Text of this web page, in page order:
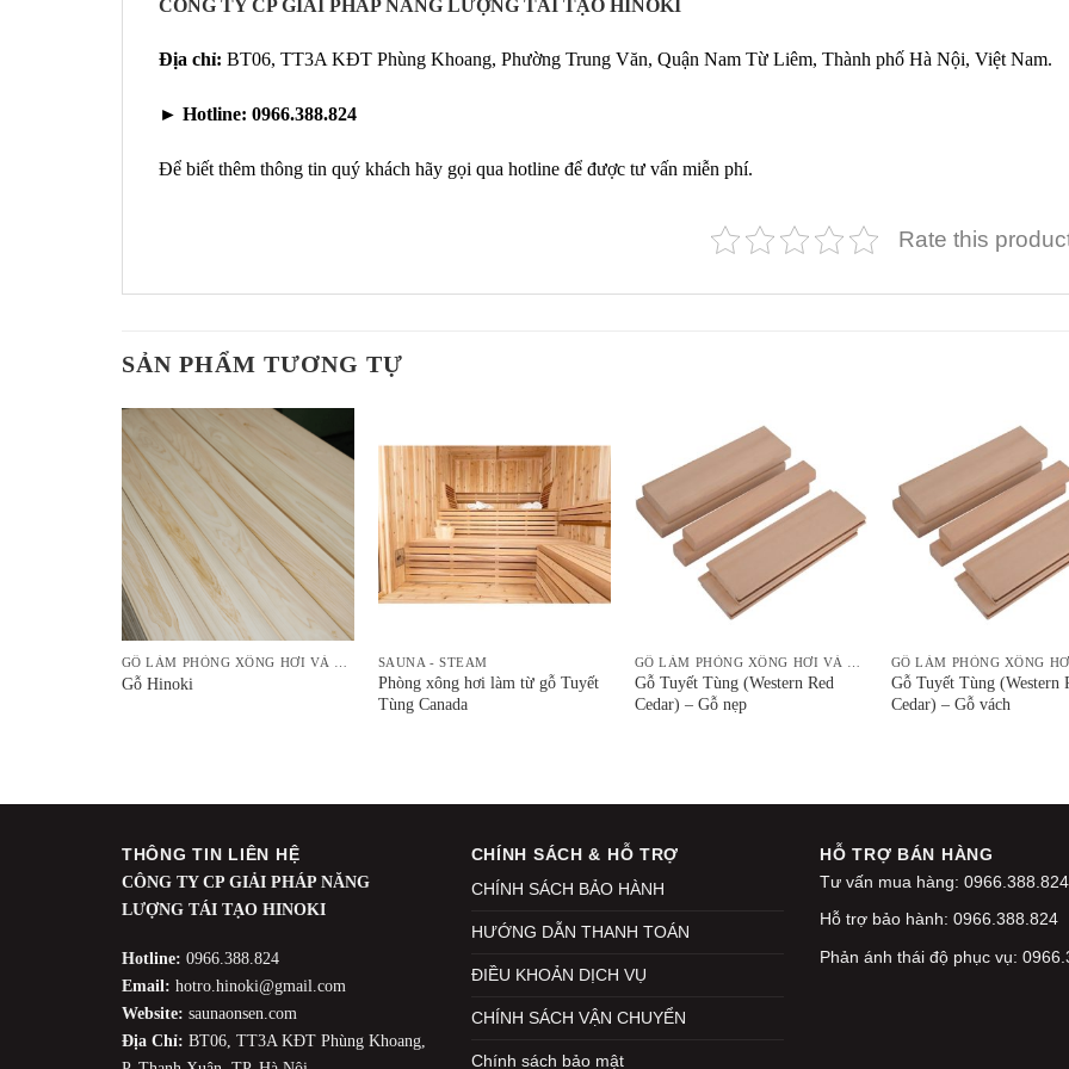
CÔNG TY CP GIẢI PHÁP NĂNG LƯỢNG TÁI TẠO HINOKI
Địa chỉ: BT06, TT3A KĐT Phùng Khoang, Phường Trung Văn, Quận Nam Từ Liêm, Thành phố Hà Nội, Việt Nam.
► Hotline: 0966.388.824
Để biết thêm thông tin quý khách hãy gọi qua hotline để được tư vấn miễn phí.
Rate this
SẢN PHẨM TƯƠNG TỰ
Gỗ Hinoki
SAUNA - STEAM
Phòng xông hơi làm từ gỗ Tuyết
Tùng Canada
Gỗ Tuyết Tùng (Western Red
Cedar) – Gỗ nẹp
Gỗ Tuyết Tùng (Western
Cedar) – Gỗ vách
THÔNG TIN LIÊN HỆ
CÔNG TY CP GIẢI PHÁP NĂNG
LƯỢNG TÁI TẠO HINOKI
Hotline: 0966.388.824
Email: hotro.hinoki@gmail.com
Website: saunaonsen.com
Địa Chỉ: BT06, TT3A KĐT Phùng Khoang,
CHÍNH SÁCH & HỖ TRỢ
CHÍNH SÁCH BẢO HÀNH
HƯỚNG DẪN THANH TOÁN
ĐIỀU KHOẢN DỊCH VỤ
CHÍNH SÁCH VẬN CHUYỂN
Chính sách bảo mật
HỖ TRỢ BÁN HÀNG
Tư vấn mua hàng: 0966.388.824
Hỗ trợ bảo hành: 0966.388.824
Phản ánh thái độ phục vụ: